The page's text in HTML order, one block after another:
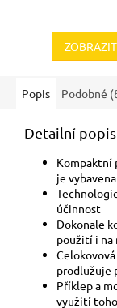
Popis Podobné
Detailní
Kompaktní
je
účinnost
Dokonale
použití i na
prodlužuje
Příklep a
využití